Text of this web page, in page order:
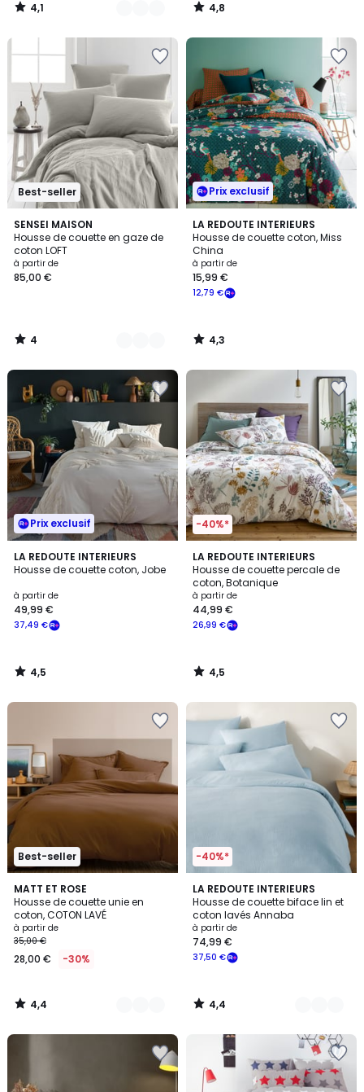
4,1
/
4,8
/
Best-seller
SENSEI MAISON
Housse de couette en gaze de
coton LOFT
à partir de
85,00 €
4
/
5
15
Couleurs
4
/
Prix exclusif
LA REDOUTE INTERIEURS
Housse de couette coton, Miss
China
à partir de
12,79 €
15,99 €
4,3
/ 5
4,3
/
Prix exclusif
LA REDOUTE INTERIEURS
Housse de couette coton, Jobe
à partir de
37,49 €
49,99 €
4,5
/ 5
4,5
/
-40%*
LA REDOUTE INTERIEURS
Housse de couette percale de
coton, Botanique
à partir de
26,99 €
44,99 €
4,5
/ 5
4,5
/
Best-seller
MATT ET ROSE
Housse de couette unie en
coton, COTON LAVÉ
à partir de
35,00 €
28,00 € -30%
4,4
/ 5
12
Couleurs
4,4
/
-40%*
LA REDOUTE INTERIEURS
Housse de couette biface lin et
coton lavés Annaba
à partir de
37,50 €
74,99 €
4,4
/ 5
8
Couleurs
4,4
/